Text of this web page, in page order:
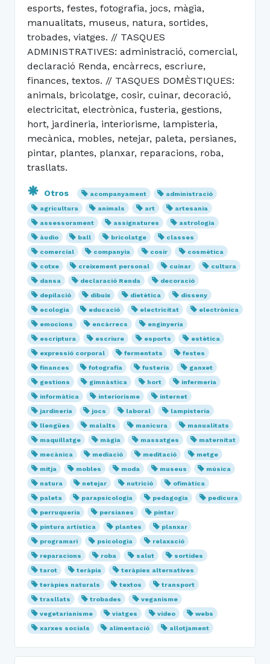
esports, festes, fotografia, jocs, màgia,
manualitats, museus, natura, sortides,
trobades, viatges. // TASQUES
ADMINISTRATIVES: administració, comercial,
declaració Renda, encàrrecs, escriure,
finances, textos. // TASQUES DOMÈSTIQUES:
animals, bricolatge, cosir, cuinar, decoració,
electricitat, electrònica, fusteria, gestions,
hort, jardineria, interiorisme, lampisteria,
mecànica, mobles, netejar, paleta, persianes,
pintar, plantes, planxar, reparacions, roba,
trasllats.
Otros acompanyament
administració
agricultura
animals art
artesania
assessorament
assignatures
astrologia
àudio
ball bricolatge
classes
comercial
companyia cosir
cosmètica
cotxe
creixement personal cuinar
cultura
dansa
declaració Renda
decoració
depilació
dibuix dietètica
disseny
ecologia
educació electricitat
electrònica
emocions
encàrrecs
enginyeria
escriptura
escriure esports
estètica
expressió corporal
fermentats
festes
finances
fotografia fusteria
ganxet
gestions
gimnàstica hort
infermeria
informàtica
interiorisme
internet
jardineria
jocs laboral
lampisteria
llengües
malalts manicura
manualitats
maquillatge
màgia massatges
maternitat
mecànica
mediació meditació
metge
mitja
mobles moda museus
música
natura
netejar nutrició
ofimàtica
paleta
parapsicologia pedagogia
pedicura
perruqueria
persianes
pintar
pintura artística
plantes
planxar
programari
psicologia
relaxació
reparacions
roba salut
sortides
tarot
teràpia
teràpies alternatives
teràpies naturals
textos
transport
trasllats
trobades
veganisme
vegetarianisme
viatges vídeo
webs
xarxes socials
alimentació allotjament